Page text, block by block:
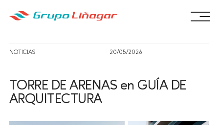
NOTICIAS 20/05/2026
TORRE DE ARENAS en GUÍA DE
ARQUITECTURA